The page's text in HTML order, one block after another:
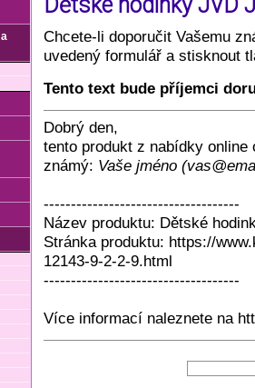
Chcete-li doporučit Vašemu
uvedený formulář a stisknout
Tento text bude příjemci
Dobrý den,
tento produkt z nabídky online
známý: Vaše jméno
------------------------------------
Název produktu: Dětské
Stránka produktu: https://
12143-9-2-2-9.html
------------------------------------
Více informací naleznete na